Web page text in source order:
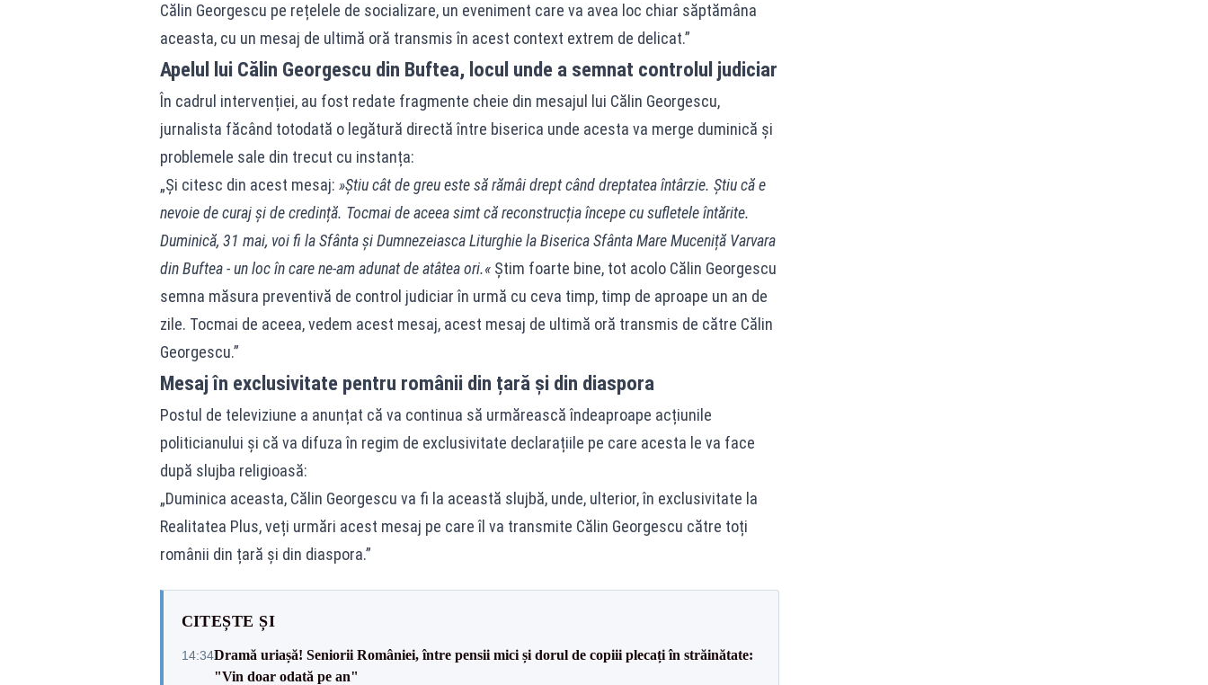
Călin Georgescu pe rețelele de socializare, un eveniment care va avea loc chiar săptămâna
aceasta, cu un mesaj de ultimă oră transmis în acest context extrem de delicat.”
Apelul lui Călin Georgescu din Buftea, locul unde a semnat controlul judiciar
În cadrul intervenției, au fost redate fragmente cheie din mesajul lui Călin Georgescu,
jurnalista făcând totodată o legătură directă între biserica unde acesta va merge duminică și
problemele sale din trecut cu instanța:
„Și citesc din acest mesaj: »Știu cât de greu este să rămâi drept când dreptatea întârzie. Știu că e
nevoie de curaj și de credință. Tocmai de aceea simt că reconstrucția începe cu sufletele întărite.
Duminică, 31 mai, voi fi la Sfânta și Dumnezeiasca Liturghie la Biserica Sfânta Mare Muceniță Varvara
din Buftea - un loc în care ne-am adunat de atâtea ori.«Știm foarte bine, tot acolo Călin Georgescu
semna măsura preventivă de control judiciar în urmă cu ceva timp, timp de aproape un an de
zile. Tocmai de aceea, vedem acest mesaj, acest mesaj de ultimă oră transmis de către Călin
Georgescu.”
Mesaj în exclusivitate pentru românii din țară și din diaspora
Postul de televiziune a anunțat că va continua să urmărească îndeaproape acțiunile
politicianului și că va difuza în regim de exclusivitate declarațiile pe care acesta le va face
după slujba religioasă:
„Duminica aceasta, Călin Georgescu va fi la această slujbă, unde, ulterior, în exclusivitate la
Realitatea Plus, veți urmări acest mesaj pe care îl va transmite Călin Georgescu către toți
românii din țară și din diaspora.”
CITEȘTE ȘI
14:34Dramă uriașă! Seniorii României, între pensii mici și dorul de copiii plecați în străinătate:
"Vin doar odată pe an"